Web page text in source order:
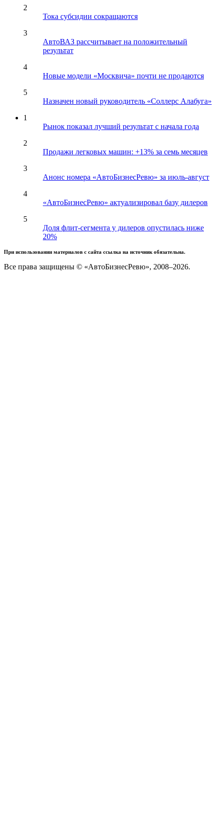
2
Тока субсидии сокращаются
3
АвтоВАЗ рассчитывает на положительный
результат
4
Новые модели «Москвича» почти не продаются
5
Назначен новый руководитель «Соллерс Алабуга»
1
Рынок показал лучший результат с начала года
2
Продажи легковых машин: +13% за семь месяцев
3
Анонс номера «АвтоБизнесРевю» за июль-август
4
«АвтоБизнесРевю» актуализировал базу дилеров
5
Доля флит-сегмента у дилеров опустилась ниже
20%
При использовании материалов с сайта ссылка на источник обязательна.
Все права защищены © «АвтоБизнесРевю», 2008–2026.